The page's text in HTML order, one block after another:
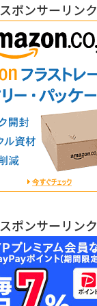
スポンサーリンク
スポンサーリンク